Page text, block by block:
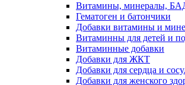
Витамины, минералы,
Гематоген и батончики
Добавки витамины и
Витаминны для детей и
Витаминные добавки
Добавки для ЖКТ
Добавки для сердца и
Добавки для женского